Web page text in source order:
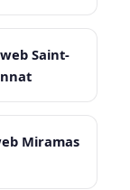
Saint-
Miramas